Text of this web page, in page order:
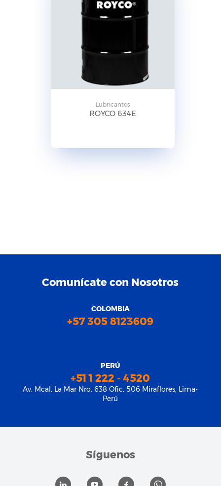
Lubricantes
ROYCO 634E
Comunícate con Nosotros
COLOMBIA
+57 305 8123609
PERÚ
+51 1 222 - 4520
Av. Mcal. La Mar Nro. 638 Ofic. 506 Miraflores, Lima-
Perú
Síguenos